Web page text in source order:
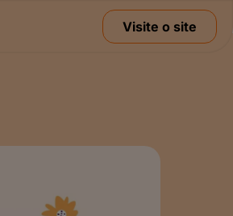
Visite o site